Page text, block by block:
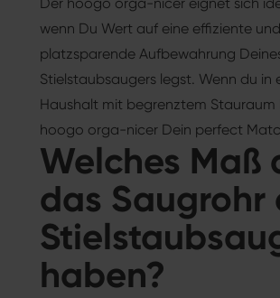
wenn Du Wert auf eine effiziente und
platzsparende Aufbewahrung
Stielstaubsaugers legst. Wenn du in
Haushalt mit begrenztem Stauraum
hoogo orga-nicer Dein perfect
Welches Maß
das Saugrohr
haben?